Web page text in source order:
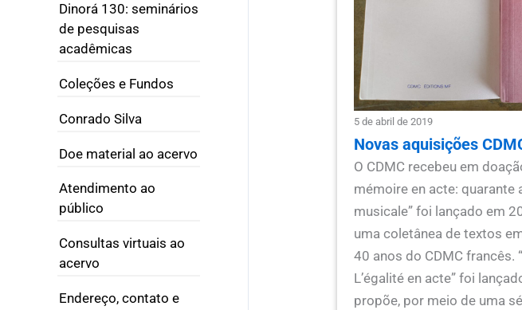
Dinorá 130: seminários
de pesquisas
acadêmicas
Coleções e Fundos
Conrado Silva
Doe material ao acervo
Atendimento ao
público
Consultas virtuais ao
acervo
Endereço, contato e
5 de abril de 2019
Novas aquisições
O CDMC recebeu em
mémoire en acte: quarante
musicale” foi lançado em
uma coletânea de textos
40 anos do CDMC francês.
L’égalité en acte” foi
propõe, por meio de uma